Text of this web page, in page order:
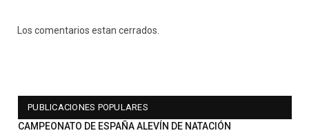
Los comentarios estan cerrados.
PUBLICACIONES POPULARES
CAMPEONATO DE ESPAÑA ALEVÍN DE NATACIÓN